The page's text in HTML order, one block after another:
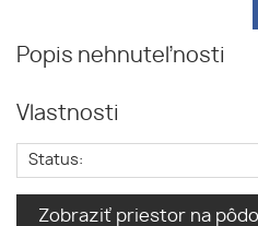
Popis nehnuteľnosti
Vlastnosti
Status:
Zobraziť priestor na